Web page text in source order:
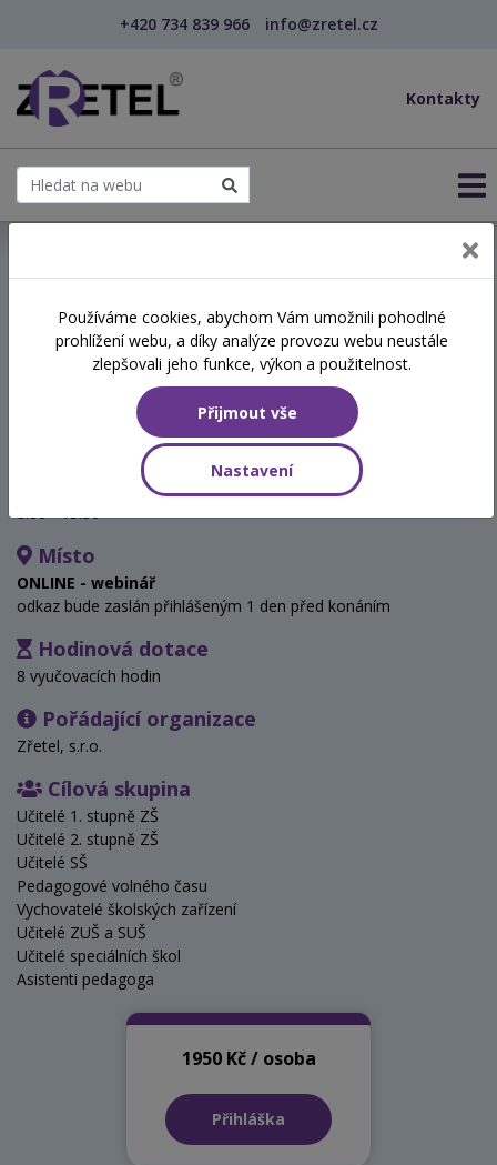
+420 734 839 966 info@zretel.cz
Kontakty
šablony
Aktivity pro trénink paměti
a pozornosti (webinář)
8:00 - 15:30
Místo
ONLINE - webinář
odkaz bude zaslán přihlášeným 1 den před konáním
Hodinová dotace
8 vyučovacích hodin
Pořádající organizace
Zřetel, s.r.o.
Cílová skupina
Učitelé 1. stupně ZŠ
Učitelé 2. stupně ZŠ
Učitelé SŠ
Pedagogové volného času
Vychovatelé školských zařízení
Učitelé ZUŠ a SUŠ
Učitelé speciálních škol
Asistenti pedagoga
1950 Kč / osoba
Přihláška
Používáme cookies, abychom Vám umožnili pohodlné
prohlížení webu, a díky analýze provozu webu neustále
zlepšovali jeho funkce, výkon a použitelnost.
Přijmout vše
Nastavení